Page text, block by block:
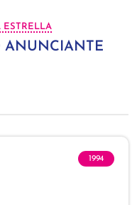
ESTRELLA
ANUNCIANTE
1994